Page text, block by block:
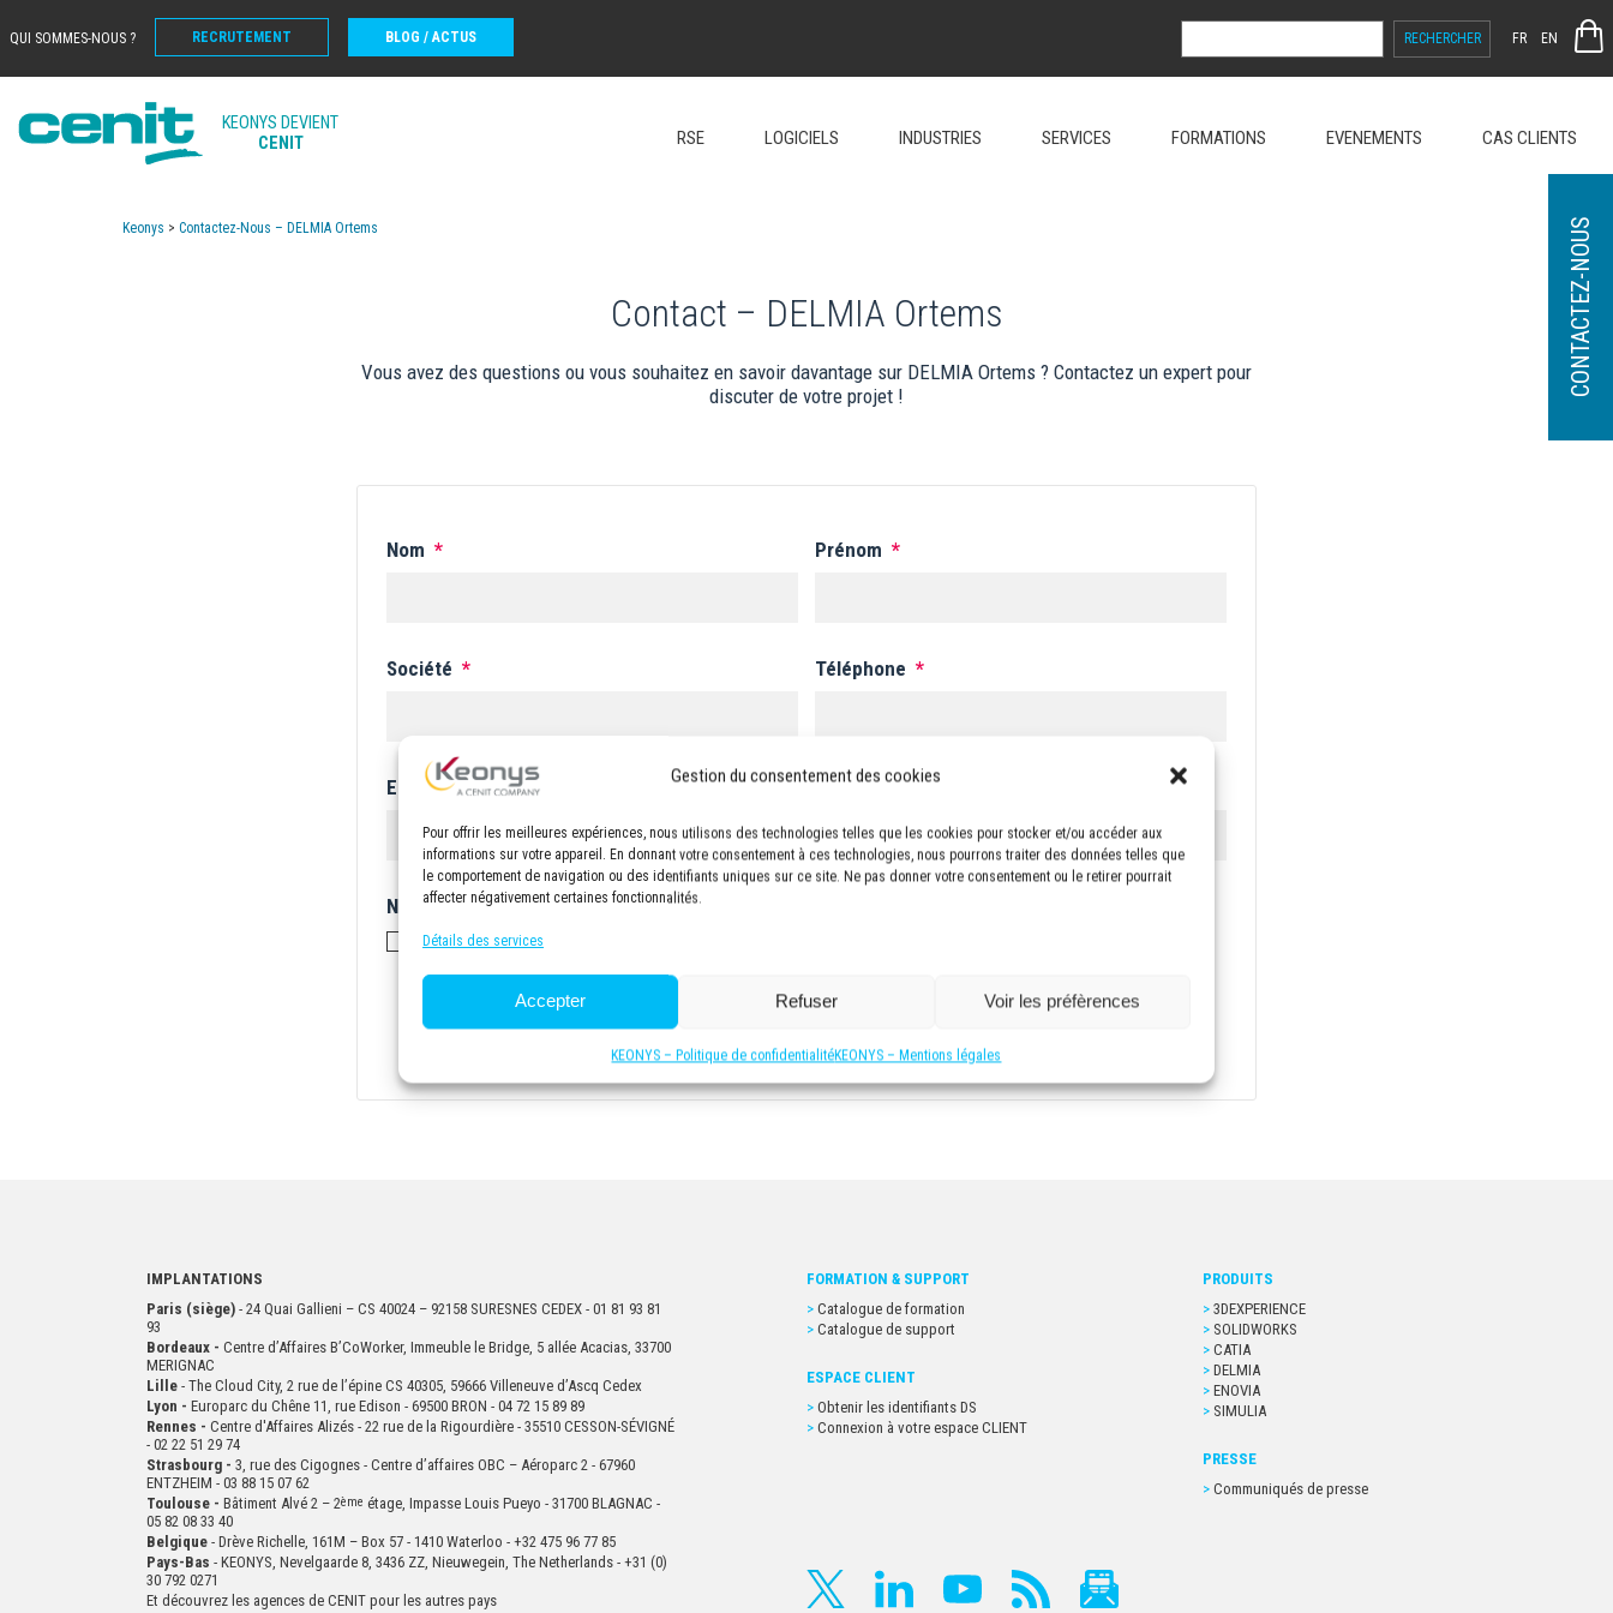
Gestion du consentement des cookies
Pour offrir les meilleures expériences, nous utilisons des technologies telles que les cookies pour stocker et/ou accéder aux
informations sur votre appareil. En donnant votre consentement à ces technologies, nous pourrons traiter des données telles que
le comportement de navigation ou des identifiants uniques sur ce site. Ne pas donner votre consentement ou le retirer pourrait
affecter négativement certaines fonctionnalités.
Détails des services
Accepter Refuser Voir les préfèrences
KEONYS – Politique de confidentialitéKEONYS – Mentions légales
QUI SOMMES-NOUS ? RECRUTEMENT BLOG / ACTUS
RECHERCHER :
FR EN
KEONYS DEVIENT
CENIT
RSE LOGICIELS INDUSTRIES SERVICES FORMATIONS EVENEMENTS CAS CLIENTS
CONTACTEZ-NOUS
Keonys > Contactez-Nous – DELMIA Ortems
Contact – DELMIA Ortems
Vous avez des questions ou vous souhaitez en savoir davantage sur DELMIA Ortems ? Contactez un expert pour
discuter de votre projet !
Nom * Prénom *
Société * Téléphone *
E-mail *
Newsletter KEONYS
Je m'abonne à la newsletter KEONYS
IMPLANTATIONS
Paris (siège) - 24 Quai Gallieni – CS 40024 – 92158 SURESNES CEDEX - 01 81 93 81
93
Bordeaux - Centre d’Affaires B’CoWorker, Immeuble le Bridge, 5 allée Acacias, 33700
MERIGNAC
Lille - The Cloud City, 2 rue de l’épine CS 40305, 59666 Villeneuve d’Ascq Cedex
Lyon - Europarc du Chêne 11, rue Edison - 69500 BRON - 04 72 15 89 89
Rennes - Centre d'Affaires Alizés - 22 rue de la Rigourdière - 35510 CESSON-SÉVIGNÉ
- 02 22 51 29 74
Strasbourg - 3, rue des Cigognes - Centre d’affaires OBC – Aéroparc 2 - 67960
ENTZHEIM - 03 88 15 07 62
Toulouse - Bâtiment Alvé 2 – 2ème étage, Impasse Louis Pueyo - 31700 BLAGNAC -
05 82 08 33 40
Belgique - Drève Richelle, 161M – Box 57 - 1410 Waterloo - +32 475 96 77 85
Pays-Bas - KEONYS, Nevelgaarde 8, 3436 ZZ, Nieuwegein, The Netherlands - +31 (0)
30 792 0271
Et découvrez les agences de CENIT pour les autres pays
FORMATION & SUPPORT
Catalogue de formation
Catalogue de support
ESPACE CLIENT
Obtenir les identifiants DS
Connexion à votre espace CLIENT
PRODUITS
3DEXPERIENCE
SOLIDWORKS
CATIA
DELMIA
ENOVIA
SIMULIA
PRESSE
Communiqués de presse